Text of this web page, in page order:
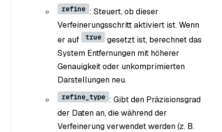
refine : Steuert, ob dieser
Verfeinerungsschritt aktiviert ist. Wenn
er auf
true
gesetzt ist, berechnet das
System Entfernungen mit höherer
Genauigkeit oder unkomprimierten
Darstellungen neu.
refine_type : Gibt den Präzisionsgrad
der Daten an, die während der
Verfeinerung verwendet werden (z. B.